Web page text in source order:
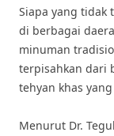
Siapa yang tidak
di berbagai
minuman
terpisahkan dari
tehyan khas
Menurut Dr.